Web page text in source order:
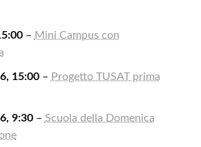
– Mini Campus con
15:00– Progetto TUSAT prima
9:30– Scuola della Domenica